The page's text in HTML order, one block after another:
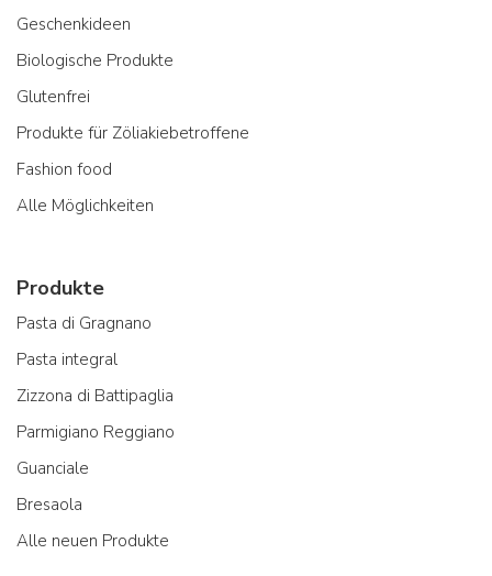
Geschenkideen
Biologische Produkte
Glutenfrei
Produkte für Zöliakiebetroffene
Fashion food
Alle Möglichkeiten
Produkte
Pasta di Gragnano
Pasta integral
Zizzona di Battipaglia
Parmigiano Reggiano
Guanciale
Bresaola
Alle neuen Produkte